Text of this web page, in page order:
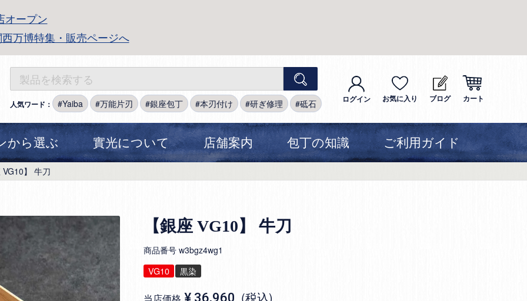
オープン
万博特集・販売ページへ
人気ワード： Yaiba 万能片刃 銀座包丁 本刃付け 研ぎ修理 砥石 ログイン お気に入り ブログ カート
から選ぶ 實光について 店舗案内 包丁の知識 ご利用ガイド
VG10】 牛刀
【銀座 VG10】 牛刀
商品番号 w3bgz4wg1
VG10 黒染
¥ 36,960 税込